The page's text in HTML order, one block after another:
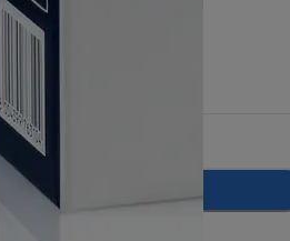
til i handlekurven